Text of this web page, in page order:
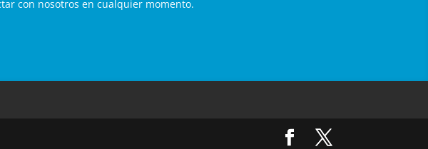
con nosotros en cualquier momento.